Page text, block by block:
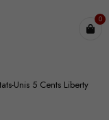
0
Unis 5 Cents Liberty